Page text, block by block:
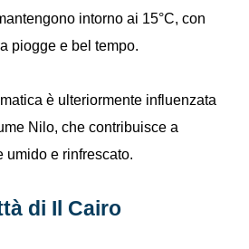
intorno ai 15°C, con
piogge e bel tempo.
è ulteriormente influenzata
Nilo, che contribuisce a
umido e rinfrescato.
di Il Cairo